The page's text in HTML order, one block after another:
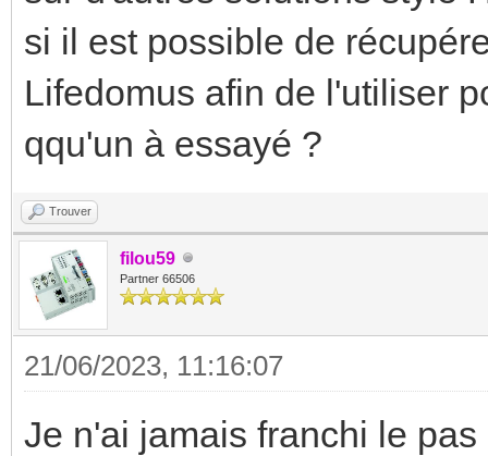
si il est possible de
Lifedomus afin de l'utiliser
qqu'un à essayé ?
Trouver
filou59
Partner 66506
21/06/2023, 11:16:07
Je n'ai jamais franchi le